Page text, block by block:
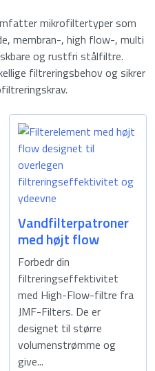
mikrofiltertyper som
membran-, high flow-, multi
og rustfri stålfiltre.
filtreringsbehov og sikrer
Vandfilterpatroner
med højt flow
Forbedr din
filtreringseffektivitet
med High-Flow-filtre fra
JMF-Filters. De er
designet til større
volumenstrømme og
give...